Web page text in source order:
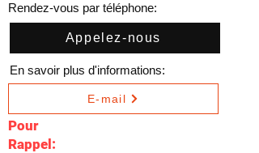
Rendez-vous par téléphone:
Appelez-nous
En savoir plus d'informations:
E-mail
Pour
Rappel: